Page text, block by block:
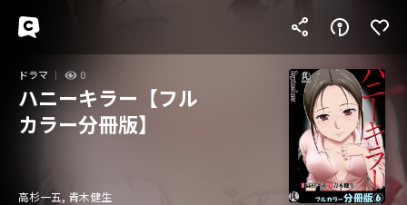
ドラマ 0
ハニーキラー【フル
カラー分冊版】
高杉一五, 青木健生